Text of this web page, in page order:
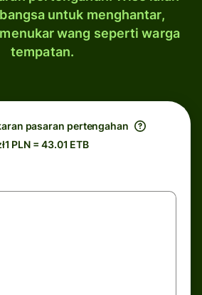
untuk menghantar,
wang seperti warga
tempatan.
pasaran pertengahan
PLN = 43.01 ETB